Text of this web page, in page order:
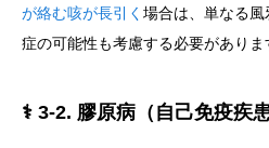
が絡む咳が長引く 場合は、単なる
症の可能性も考慮する必要がありま
⚕️ 3-2. 膠原病（自己免疫疾患